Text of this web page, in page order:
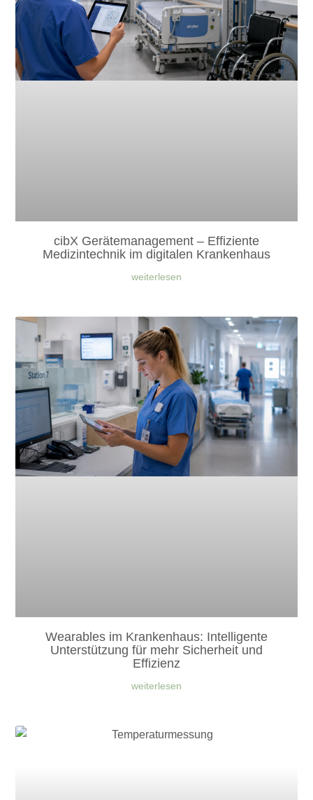
cibX Gerätemanagement – Effiziente
Medizintechnik im digitalen Krankenhaus
weiterlesen
Wearables im Krankenhaus: Intelligente
Unterstützung für mehr Sicherheit und
Effizienz
weiterlesen